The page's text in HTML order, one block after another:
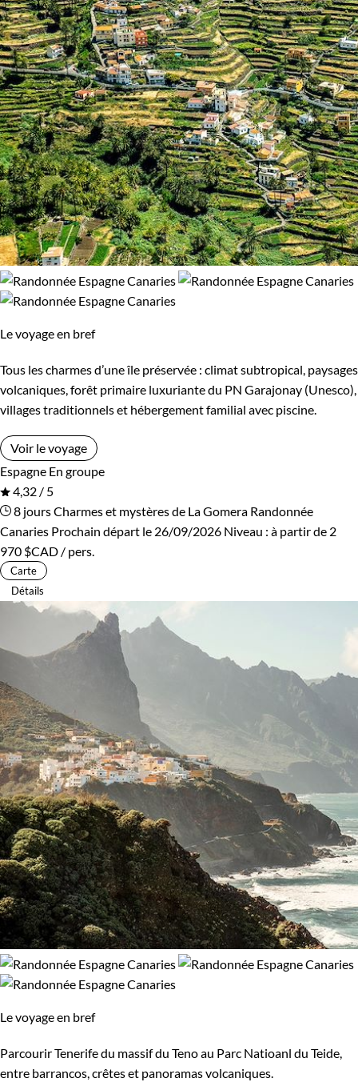
Le voyage en bref
Tous les charmes d’une île préservée : climat subtropical, paysages
volcaniques, forêt primaire luxuriante du PN Garajonay (Unesco),
villages traditionnels et hébergement familial avec piscine.
Voir le voyage
Espagne En groupe
4,32 / 5
8 joursCharmes et mystères de La Gomera Randonnée
Canaries Prochain départ le 26/09/2026 Niveau : à partir de 2
970 $CAD / pers.
Carte
Détails
Le voyage en bref
Parcourir Tenerife du massif du Teno au Parc Natioanl du Teide,
entre barrancos, crêtes et panoramas volcaniques.